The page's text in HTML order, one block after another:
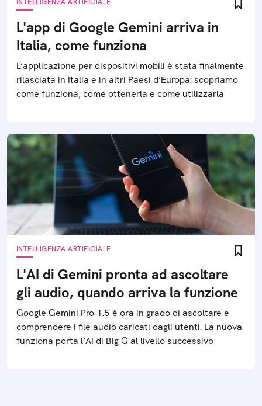
L'app di Google Gemini arriva in
Italia, come funziona
L’applicazione per dispositivi mobili è stata finalmente
rilasciata in Italia e in altri Paesi d’Europa: scopriamo
come funziona, come ottenerla e come utilizzarla
INTELLIGENZA ARTIFICIALE
L'AI di Gemini pronta ad ascoltare
gli audio, quando arriva la funzione
Google Gemini Pro 1.5 è ora in grado di ascoltare e
comprendere i file audio caricati dagli utenti. La nuova
funziona porta l’AI di Big G al livello successivo